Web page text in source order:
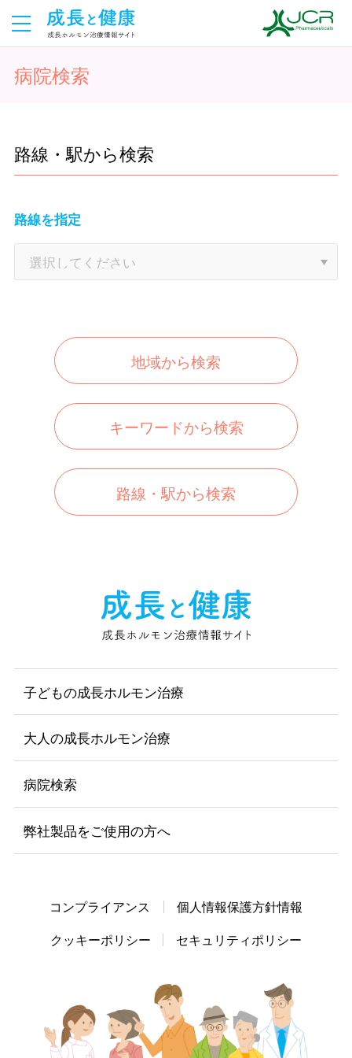
病院検索
路線・駅から検索
路線を指定
地域から検索
キーワードから検索
路線・駅から検索
子どもの成長ホルモン治療
大人の成長ホルモン治療
病院検索
弊社製品をご使用の方へ
コンプライアンス
個人情報保護方針情報
セキュリティポリシー
クッキーポリシー